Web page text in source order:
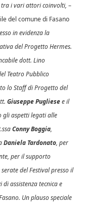
i vari attori coinvolti, –
del comune di Fasano
in evidenza la
del Progetto Hermes.
dott. Lino
Teatro Pubblico
lo Staff di Progetto del
Giuseppe Pugliesee il
gli aspetti legati alle
Conny Boggia,
Daniela Tardonato, per
per il supporto
del Festival presso il
di assistenza tecnica e
Un plauso speciale